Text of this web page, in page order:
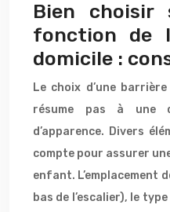
Bien choisir
fonction de
domicile :
Le choix d’une
résume pas à une
d’apparence. Divers
compte pour assurer
enfant. L’emplacement
bas de l’escalier), le